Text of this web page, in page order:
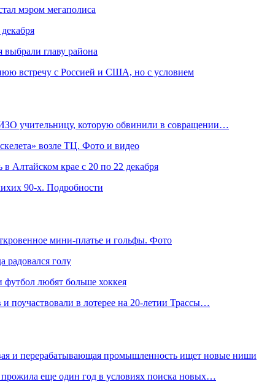
мэром мегаполиса
главу района
встречу с Россией и США, но с условием
учительницу, которую обвинили в совращении…
возле ТЦ. Фото и видео
Алтайском крае с 20 по 22 декабря
90-х. Подробности
мини-платье и гольфы. Фото
радовался голу
футбол любят больше хоккея
поучаствовали в лотерее на 20-летии Трассы…
и перерабатывающая промышленность ищет новые ниши
еще один год в условиях поиска новых…